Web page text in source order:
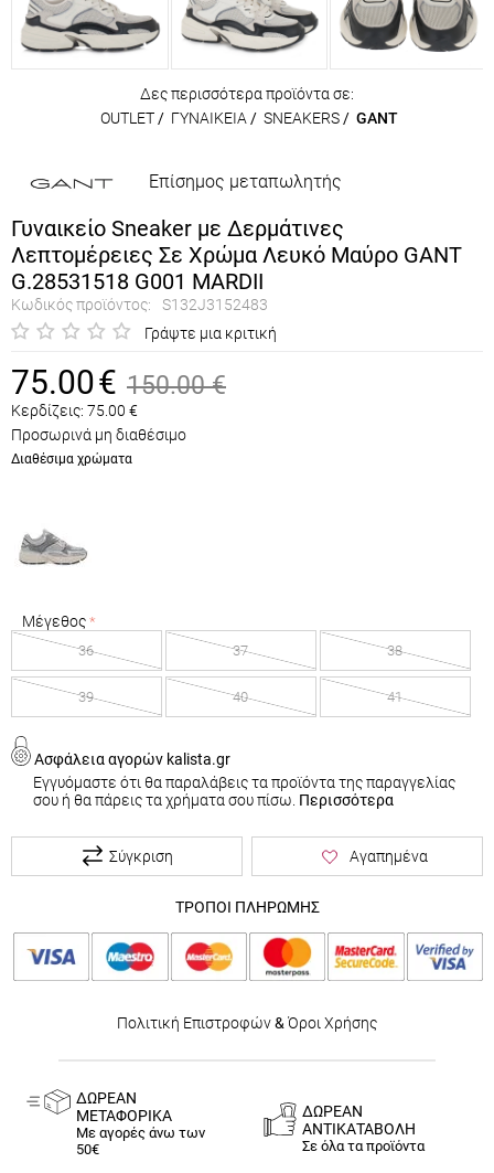
Δες περισσότερα προϊόντα σε:
OUTLET/ ΓΥΝΑΙΚΕΙΑ / SNEAKERS/ GANT
Επίσημος μεταπωλητής
Γυναικείο Sneaker με Δερμάτινες
Λεπτομέρειες Σε Χρώμα Λευκό Μαύρο GANT
G.28531518 G001 MARDII
Κωδικός προϊόντος:
S132J3152483
Γράψτε μια κριτική
75.00€ 150.00 €
Κερδίζεις: 75.00 €
Προσωρινά μη διαθέσιμο
Διαθέσιμα χρώματα
Μέγεθος
36 37 38
39 40 41
Ασφάλεια αγορών kalista.gr
Εγγυόμαστε ότι θα παραλάβεις τα προϊόντα της παραγγελίας
σου ή θα πάρεις τα χρήματα σου πίσω. Περισσότερα
Σύγκριση Αγαπημένα
ΤΡΟΠΟΙ ΠΛΗΡΩΜΗΣ
Πολιτική Επιστροφών& Όροι Χρήσης
ΔΩΡΕΑΝ
ΜΕΤΑΦΟΡΙΚΑ
Με αγορές άνω των
50€
ΔΩΡΕΑΝ
ΑΝΤΙΚΑΤΑΒΟΛΗ
Σε όλα τα προϊόντα